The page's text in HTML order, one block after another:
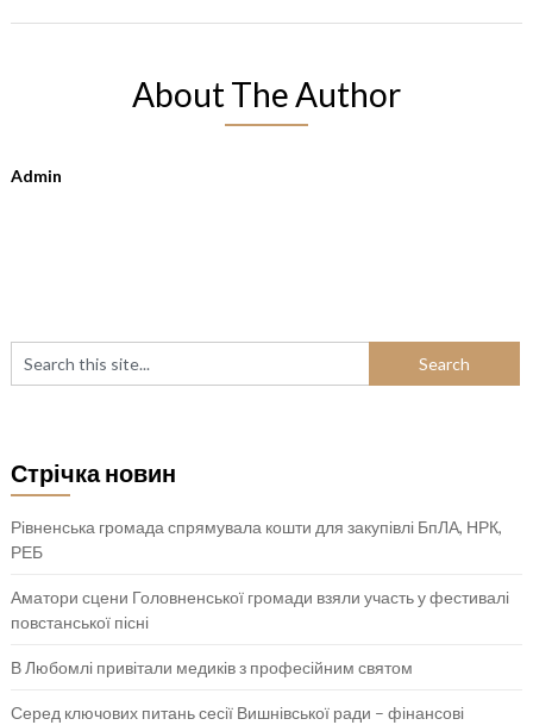
About The Author
Admin
Стрічка новин
Рівненська громада спрямувала кошти для закупівлі БпЛА, НРК,
РЕБ
Аматори сцени Головненської громади взяли участь у фестивалі
повстанської пісні
В Любомлі привітали медиків з професійним святом
Серед ключових питань сесії Вишнівської ради – фінансові